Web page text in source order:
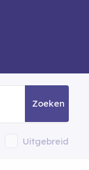
Zoeken
Uitgebreid